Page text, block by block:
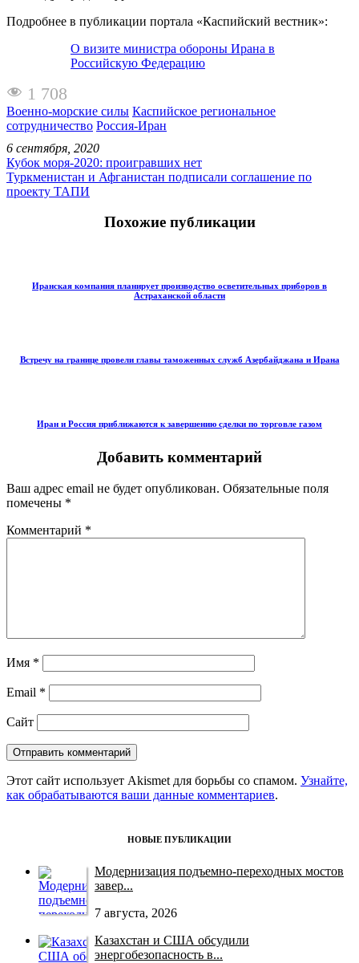
Подробнее в публикации портала «Каспийский вестник»:
О визите министра обороны Ирана в
Российскую Федерацию
1 708
Военно-морские силы Каспийское региональное
сотрудничество Россия-Иран
6 сентября, 2020
Кубок моря-2020: проигравших нет
Туркменистан и Афганистан подписали соглашение по
проекту ТАПИ
Похожие публикации
Иранская компания планирует производство осветительных приборов в
Астраханской области
Встречу на границе провели главы таможенных служб Азербайджана и Ирана
Иран и Россия приближаются к завершению сделки по торговле газом
Добавить комментарий
Ваш адрес email не будет опубликован. Обязательные поля
помечены *
Комментарий *
Имя *
Email *
Сайт
Этот сайт использует Akismet для борьбы со спамом. Узнайте,
как обрабатываются ваши данные комментариев.
НОВЫЕ ПУБЛИКАЦИИ
Модернизация подъемно-переходных мостов
завер...
7 августа, 2026
Казахстан и США обсудили
энергобезопасность в...